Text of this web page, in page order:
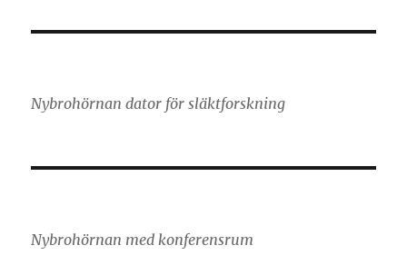
Nybrohörnan dator för släktforskning
Nybrohörnan med konferensrum